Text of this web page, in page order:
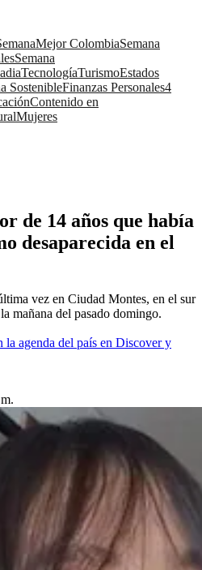
Mejor ColombiaSemana
Semana
TecnologíaTurismoEstados
SostenibleFinanzas Personales4
Contenido en
Mujeres
de 14 años que había
desaparecida en el
vez en Ciudad Montes, en el sur
mañana del pasado domingo.
la agenda del país en Discover y